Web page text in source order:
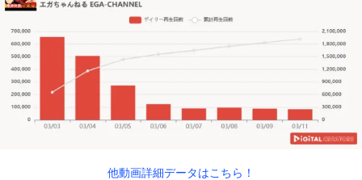
他動画詳細データはこちら！